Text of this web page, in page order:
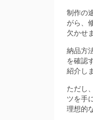
制作の
がら、
欠かせ
納品方
を確認
紹介し
ただし
ツを手
理想的